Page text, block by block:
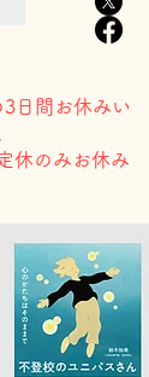
日間お休みい
休のみお休み